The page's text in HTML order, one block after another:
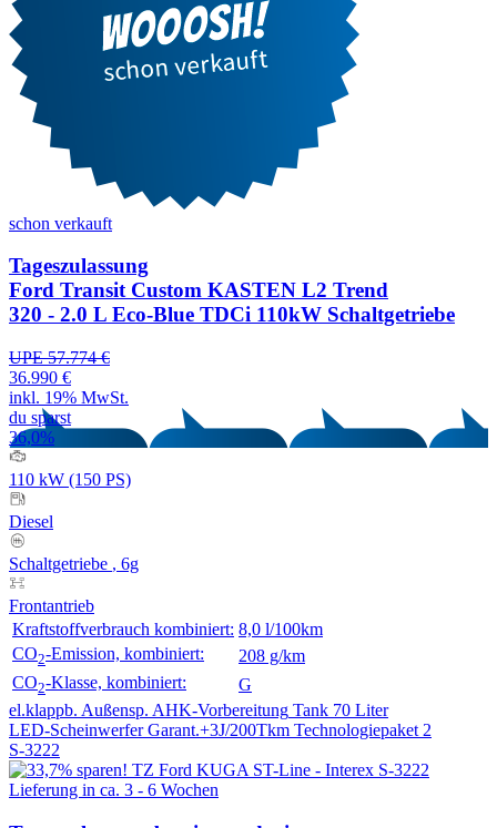
schon verkauft
Tageszulassung
Ford Transit Custom KASTEN L2 Trend
320 - 2.0 L Eco-Blue TDCi 110kW Schaltgetriebe
UPE 57.774 €
36.990 €
inkl. 19% MwSt.
du sparst
36,0%
110 kW (150 PS)
Diesel
Schaltgetriebe , 6g
Frontantrieb
Kraftstoffverbrauch kombiniert: 8,0 l/100km
CO2-Emission, kombiniert:
208 g/km
CO2-Klasse, kombiniert:
G
el.klappb. Außensp. AHK-Vorbereitung Tank 70 Liter
LED-Scheinwerfer Garant.+3J/200Tkm Technologiepaket 2
S-3222
Lieferung in ca. 3 - 6 Wochen